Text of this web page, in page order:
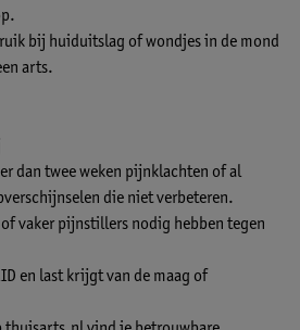
bij huiduitslag of wondjes in de mond
arts.
dan twee weken pijnklachten of al
die niet verbeteren.
vaker pijnstillers nodig hebben tegen
en last krijgt van de maag of